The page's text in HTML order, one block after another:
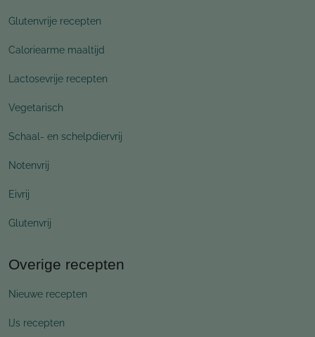
Glutenvrije recepten
Caloriearme maaltijd
Lactosevrije recepten
Vegetarisch
Schaal- en schelpdiervrij
Notenvrij
Eivrij
Glutenvrij
Overige recepten
Nieuwe recepten
IJs recepten